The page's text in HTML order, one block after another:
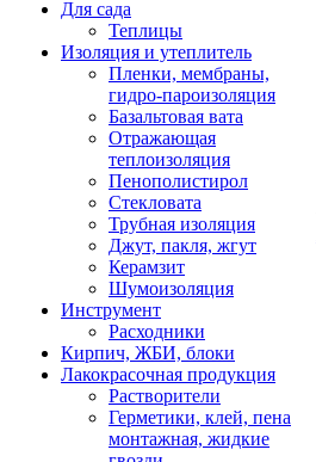
Для сада
Теплицы
Изоляция и утеплитель
Пленки, мембраны,
гидро-пароизоляция
Базальтовая вата
Отражающая
теплоизоляция
Пенополистирол
Стекловата
Трубная изоляция
Джут, пакля, жгут
Керамзит
Шумоизоляция
Инструмент
Расходники
Кирпич, ЖБИ, блоки
Лакокрасочная продукция
Растворители
Герметики, клей, пена
монтажная, жидкие